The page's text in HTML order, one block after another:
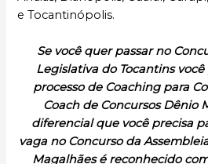
e Tocantinópolis.
Se você quer passar no
Legislativa do Tocantins
processo de Coaching para
Coach de Concursos Dênio
diferencial que você precisa
vaga no Concurso da
Magalhães é reconhecido